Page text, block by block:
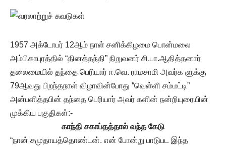
1957 அக்டோபர் 12ஆம் நாள் சனிக்கிழமை பொன்மலை
அம்பிகாபுரத்தில் “தினத்தந்தி” நிறுவனர் சி.பா.ஆதித்தனார்
தலைமையில் தந்தை பெரியார் ஈ.வெ. ராமசாமி அவர்க ளுக்கு
79ஆவது பிறந்தநாள் விழாவின்போது “வெள்ளி சம்மட்டி”
அன்பளித்தபின் தந்தை பெரியார் அவர் களின் நன்றியுரையின்
முக்கிய பகுதிகள்:-
காந்தி சகாப்தத்தால் வந்த கேடு
“நான் சமுதாயத்தொண்டன். என் போன்று பாடுபட இந்த